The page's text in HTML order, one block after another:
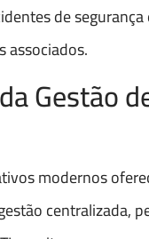
de segurança
associados.
Gestão
modernos
centralizada,